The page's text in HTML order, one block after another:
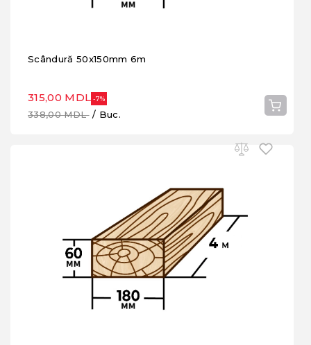
Scândură 50x150mm 6m
315,00 MDL -7%
338,00 MDL/ Buc.